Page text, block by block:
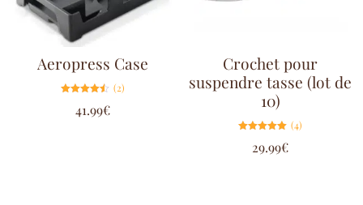
Aeropress Case
4.50
sur 5
(2)
41.99€
Crochet pour
suspendre tasse (lot de
10)
5.00
sur 5
(4)
29.99€